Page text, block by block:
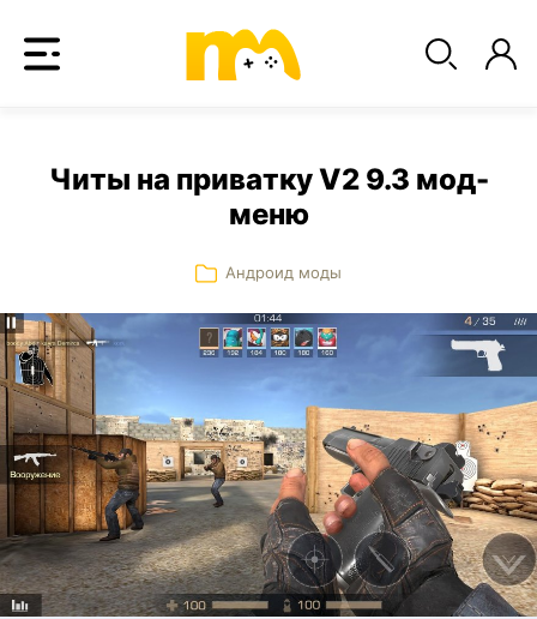
Читы на приватку V2 9.3 мод-
меню
Андроид моды